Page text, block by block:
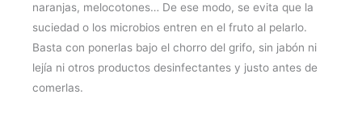
naranjas, melocotones… De ese modo, se evita que la
suciedad o los microbios entren en el fruto al pelarlo.
Basta con ponerlas bajo el chorro del grifo, sin jabón ni
lejía ni otros productos desinfectantes y justo antes de
comerlas.